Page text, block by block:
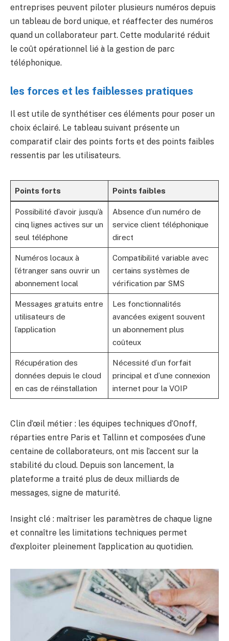
entreprises peuvent piloter plusieurs numéros depuis
un tableau de bord unique, et réaffecter des numéros
quand un collaborateur part. Cette modularité réduit
le coût opérationnel lié à la gestion de parc
téléphonique.
les forces et les faiblesses pratiques
Il est utile de synthétiser ces éléments pour poser un
choix éclairé. Le tableau suivant présente un
comparatif clair des points forts et des points faibles
ressentis par les utilisateurs.
Points forts Points faibles
Possibilité d’avoir jusqu’à
cinq lignes actives sur un
seul téléphone
Absence d’un numéro de
service client téléphonique
direct
Numéros locaux à
l’étranger sans ouvrir un
abonnement local
Compatibilité variable avec
certains systèmes de
vérification par SMS
Messages gratuits entre
utilisateurs de
l’application
Les fonctionnalités
avancées exigent souvent
un abonnement plus
coûteux
Récupération des
données depuis le cloud
en cas de réinstallation
Nécessité d’un forfait
principal et d’une connexion
internet pour la VOIP
Clin d’œil métier : les équipes techniques d’Onoff,
réparties entre Paris et Tallinn et composées d’une
centaine de collaborateurs, ont mis l’accent sur la
stabilité du cloud. Depuis son lancement, la
plateforme a traité plus de deux milliards de
messages, signe de maturité.
Insight clé : maîtriser les paramètres de chaque ligne
et connaître les limitations techniques permet
d’exploiter pleinement l’application au quotidien.